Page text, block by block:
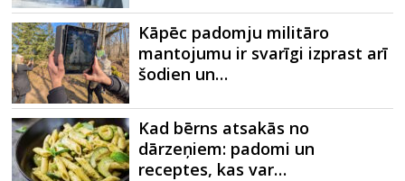
Kāpēc padomju militāro
mantojumu ir svarīgi izprast arī
šodien un…
Kad bērns atsakās no
dārzeņiem: padomi un
receptes, kas var…